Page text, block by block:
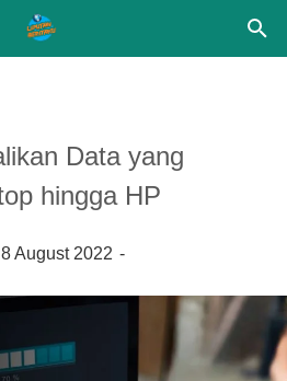
Data yang
hingga HP
8 August 2022